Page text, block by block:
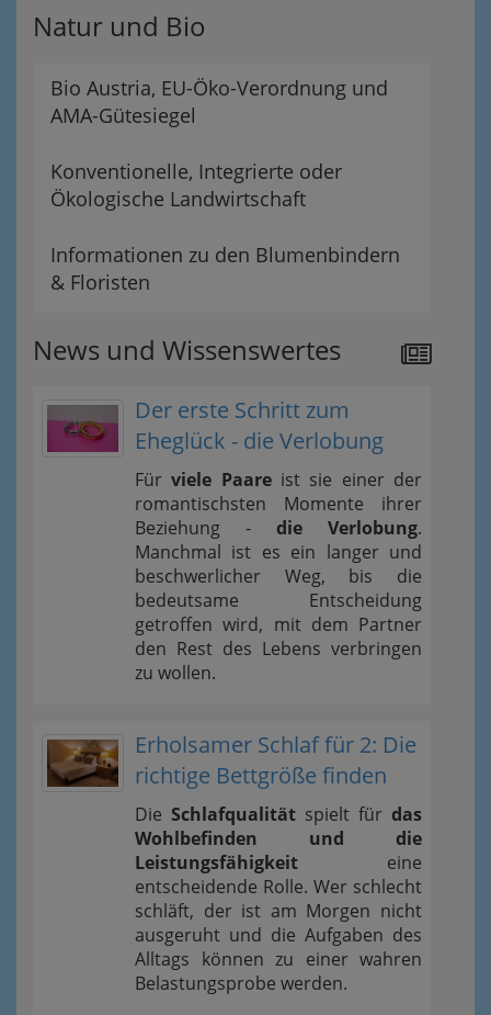
Natur und Bio
Bio Austria, EU-Öko-Verordnung und
AMA-Gütesiegel
Konventionelle, Integrierte oder
Ökologische Landwirtschaft
Informationen zu den Blumenbindern
& Floristen
News und Wissenswertes
Der erste Schritt zum
Eheglück - die Verlobung
Fürviele Paareist sie einer der
romantischsten Momente ihrer
Beziehung - die Verlobung.
Manchmal ist es ein langer und
beschwerlicher Weg, bis die
bedeutsame Entscheidung
getroffen wird, mit dem Partner
den Rest des Lebens verbringen
zu wollen.
Erholsamer Schlaf für 2: Die
richtige Bettgröße finden
Die Schlafqualität spielt für das
Wohlbefinden und die
Leistungsfähigkeit eine
entscheidende Rolle. Wer schlecht
schläft, der ist am Morgen nicht
ausgeruht und die Aufgaben des
Alltags können zu einer wahren
Belastungsprobe werden.